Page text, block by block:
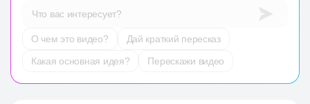
Что вас интересует?
О чем это видео?
Дай краткий пересказ
Какая основная идея?
Перескажи видео